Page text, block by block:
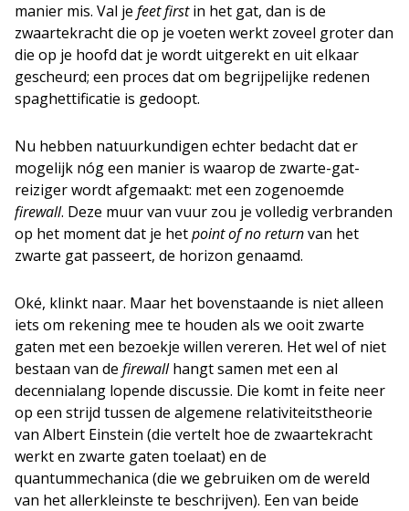
manier mis. Val je feet firstin het gat, dan is de
zwaartekracht die op je voeten werkt zoveel groter dan
die op je hoofd dat je wordt uitgerekt en uit elkaar
gescheurd; een proces dat om begrijpelijke redenen
spaghettificatie is gedoopt.
Nu hebben natuurkundigen echter bedacht dat er
mogelijk nóg een manier is waarop de zwarte-gat-
reiziger wordt afgemaakt: met een zogenoemde
firewall. Deze muur van vuur zou je volledig verbranden
op het moment dat je hetpoint of no returnvan het
zwarte gat passeert, de horizon genaamd.
Oké, klinkt naar. Maar het bovenstaande is niet alleen
iets om rekening mee te houden als we ooit zwarte
gaten met een bezoekje willen vereren. Het wel of niet
bestaan van de firewallhangt samen met een al
decennialang lopende discussie. Die komt in feite neer
op een strijd tussen de algemene relativiteitstheorie
van Albert Einstein (die vertelt hoe de zwaartekracht
werkt en zwarte gaten toelaat) en de
quantummechanica (die we gebruiken om de wereld
van het allerkleinste te beschrijven). Een van beide